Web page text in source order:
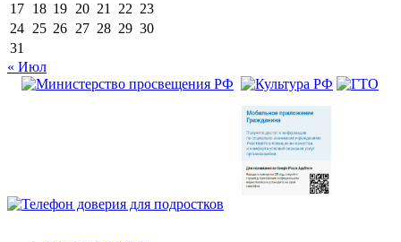
17 18 19 20 21 22 23
24 25 26 27 28 29 30
31
« Июл